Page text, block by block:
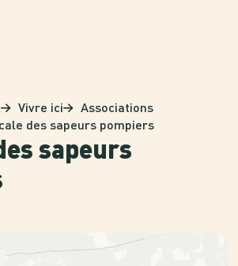
sapeurs
Vivre ici
Associations
des sapeurs pompiers